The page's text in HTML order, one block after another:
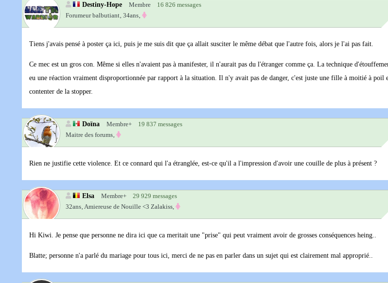
Destiny-Hope Membre
16 826 messages
Forumeur balbutiant‚ 34ans‚
Tiens j'avais pensé à poster ça ici, puis je me suis dit que ça allait susciter le même débat que l'autre fois, alors je l'ai pas fait.
Ce mec est un gros con. Même si elles n'avaient pas à manifester, il n'aurait pas du l'étranger comme ça. La technique
eu une réaction vraiment disproportionnée par rapport à la situation. Il n'y avait pas de danger, c'est juste une fille à moitié à poil
contenter de la stopper.
Doïna Membre+
19 837 messages
Maitre des forums‚
Rien ne justifie cette violence. Et ce connard qui l'a étranglée, est-ce qu'il a l'impression d'avoir une couille de plus à présent ?
Elsa Membre+ 29 929 messages
32ans‚ Amiereuse de Nouille <3 Zalakiss,
Hi Kiwi. Je pense que personne ne dira ici que ca meritait une "prise" qui peut vraiment avoir de grosses conséquences heing..
Blatte; personne n'a parlé du mariage pour tous ici, merci de ne pas en parler dans un sujet qui est clairement mal approprié..